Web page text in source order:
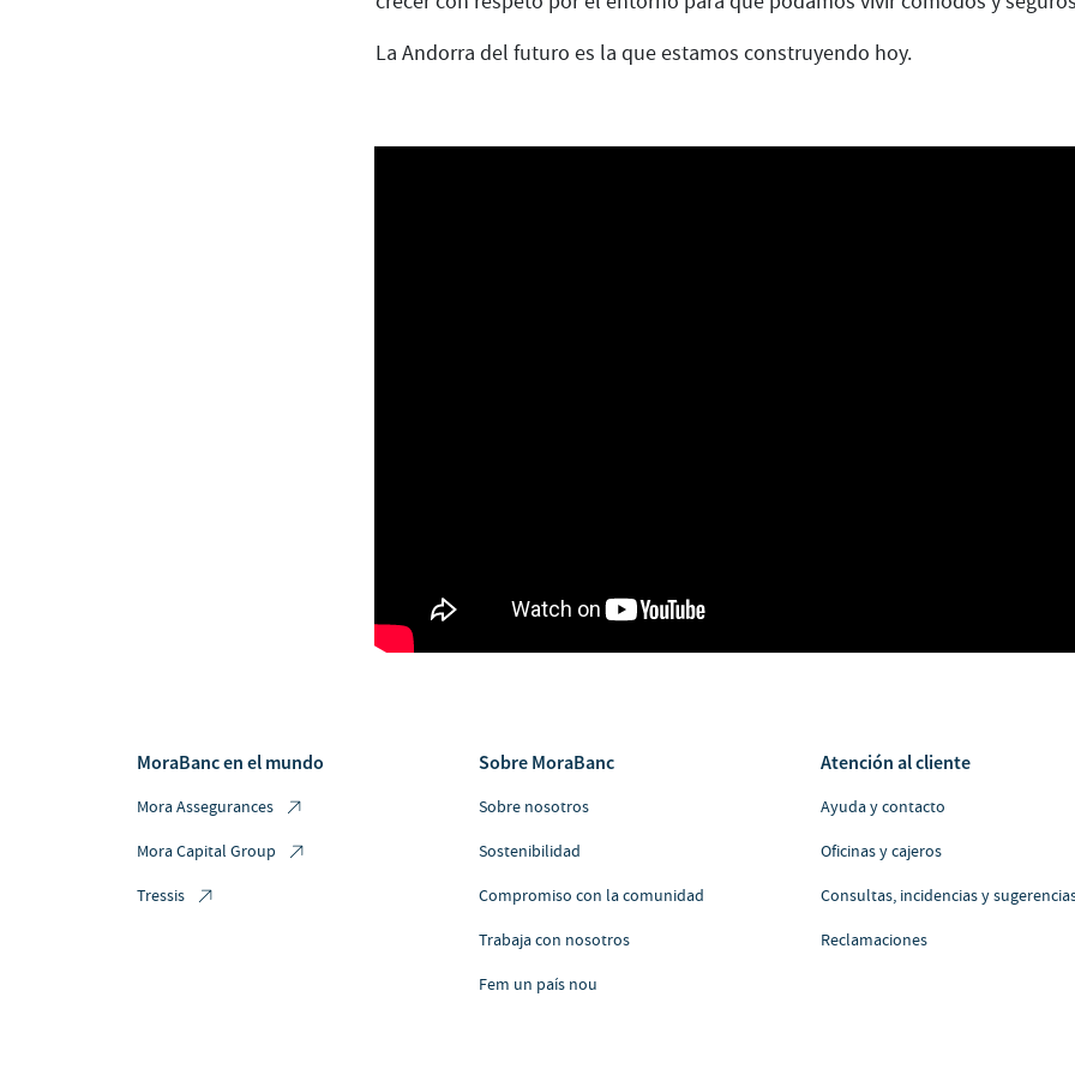
La Andorra del futuro es la que estamos construyendo hoy.
MoraBanc en el mundo
Mora Assegurances
Mora Capital Group
Tressis
Sobre MoraBanc
Sobre nosotros
Sostenibilidad
Compromiso con la comunidad
Trabaja con nosotros
Fem un país nou
Atención al cliente
Ayuda y contacto
Oficinas y cajeros
Consultas, incidencias y
Reclamaciones